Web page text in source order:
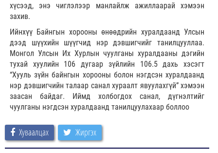
хүсээд, энэ чиглэлээр манлайлж ажиллаарай хэмээн
захив.
Ийнхүү Байнгын хорооны өнөөдрийн хуралдаанд Улсын
дээд шүүхийн шүүгчид нэр дэвшигчийг танилцууллаа.
Монгол Улсын Их Хурлын чуулганы хуралдааны дэгийн
тухай хуулийн 106 дугаар зүйлийн 106.5 дахь хэсэгт
“Хууль зүйн байнгын хорооны болон нэгдсэн хуралдаанд
нэр дэвшигчийн талаар санал хураалт явуулахгүй” хэмээн
заасан байдаг. Иймд холбогдох санал, дүгнэлтийг
чуулганы нэгдсэн хуралдаанд танилцуулахаар боллоо
Хуваалцах Жиргэх